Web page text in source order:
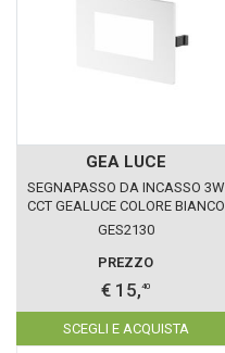
GEA LUCE
SEGNAPASSO DA INCASSO 3W
CCT GEALUCE COLORE BIANCO
IP54
GES2130
PREZZO
€ 15,40
SCEGLI E ACQUISTA